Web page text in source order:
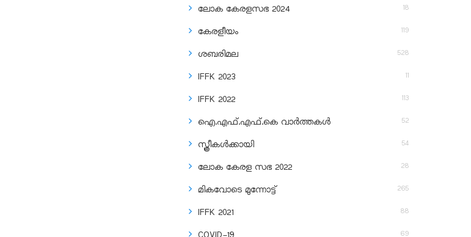
ലോക കേരളസഭ 2024 18
കേരളീയം 119
ശബരിമല 528
IFFK 2023 11
IFFK 2022 113
ഐ.എഫ്.എഫ്.കെ വാർത്തകൾ 52
സ്ത്രീകൾക്കായി 54
ലോക കേരള സഭ 2022 28
മികവോടെ മുന്നോട്ട് 265
IFFK 2021 88
69